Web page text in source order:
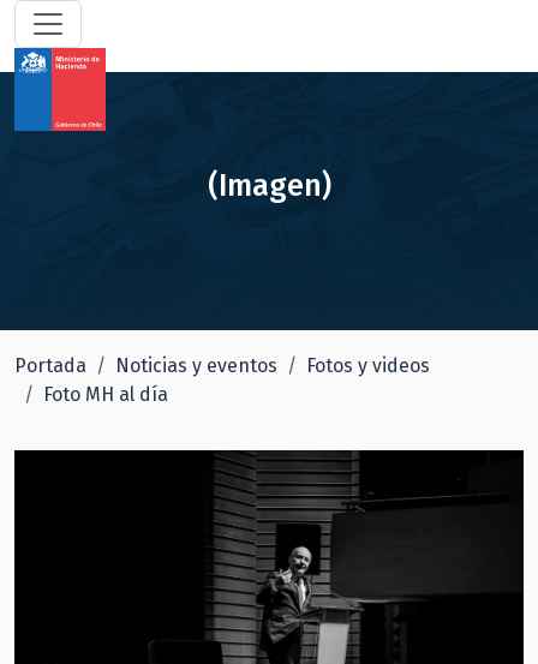
(Imagen)
Portada Noticias y eventos
Fotos y videos
Foto MH al día